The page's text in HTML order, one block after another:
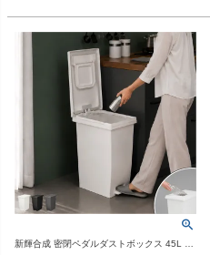
新輝合成 密閉ペダルダストボックス 45L 2